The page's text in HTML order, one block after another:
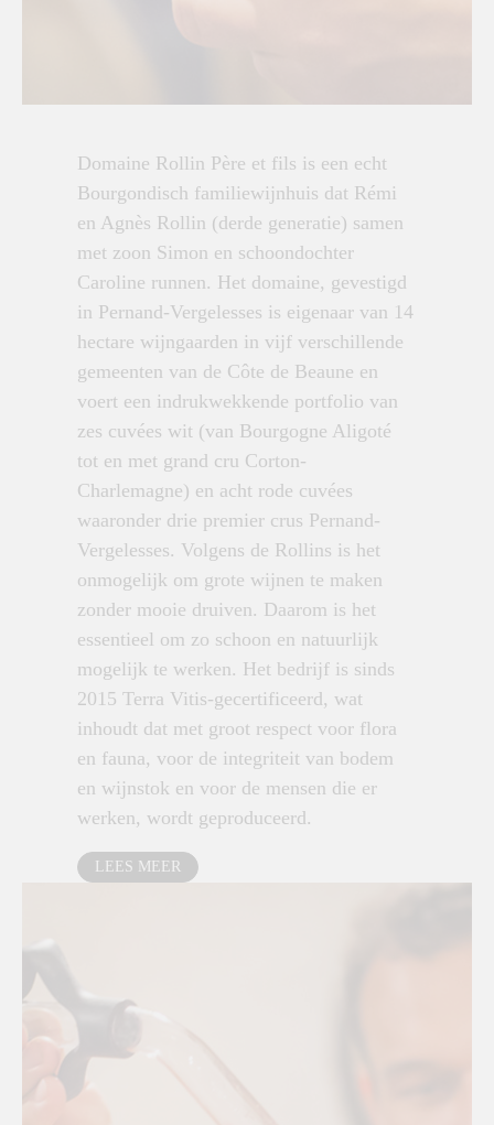
Domaine Rollin Père et fils is een echt
Bourgondisch familiewijnhuis dat Rémi
en Agnès Rollin (derde generatie) samen
met zoon Simon en schoondochter
Caroline runnen. Het domaine, gevestigd
in Pernand-Vergelesses is eigenaar van 14
hectare wijngaarden in vijf verschillende
gemeenten van de Côte de Beaune en
voert een indrukwekkende portfolio van
zes cuvées wit (van Bourgogne Aligoté
tot en met grand cru Corton-
Charlemagne) en acht rode cuvées
waaronder drie premier crus Pernand-
Vergelesses. Volgens de Rollins is het
onmogelijk om grote wijnen te maken
zonder mooie druiven. Daarom is het
essentieel om zo schoon en natuurlijk
mogelijk te werken. Het bedrijf is sinds
2015 Terra Vitis-gecertificeerd, wat
inhoudt dat met groot respect voor flora
en fauna, voor de integriteit van bodem
en wijnstok en voor de mensen die er
werken, wordt geproduceerd.
LEES MEER